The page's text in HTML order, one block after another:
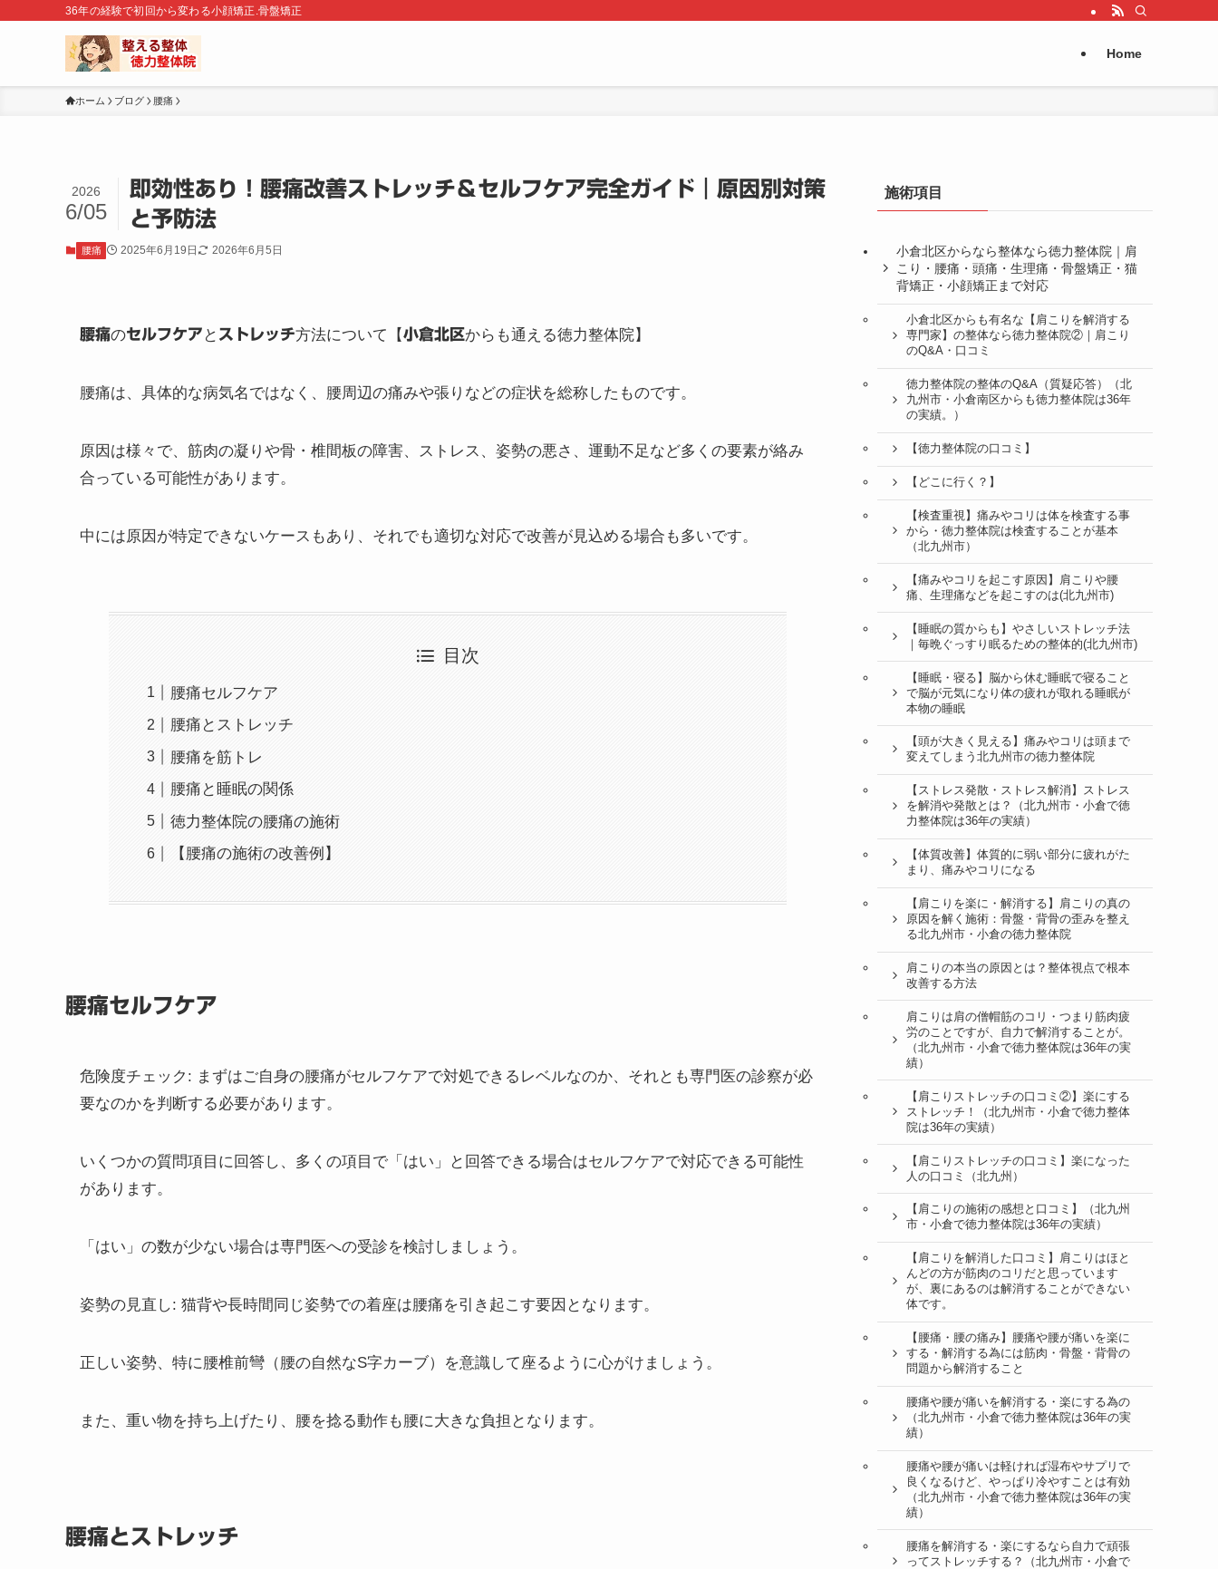
36年の経験で初回から変わる小顔矯正.骨盤矯正
Home
ホーム ブログ 腰痛
即効性あり！腰痛改善ストレッチ＆セルフケア完全ガイド｜原因別対策
と予防法
2026
6/05
腰痛 2025年6月19日 2026年6月5日
腰痛のセルフケア と ストレッチ方法について【小倉北区からも通える徳力整体院】
腰痛は、具体的な病気名ではなく、腰周辺の痛みや張りなどの症状を総称したものです。
原因は様々で、筋肉の凝りや骨・椎間板の障害、ストレス、姿勢の悪さ、運動不足など多くの要素が絡み
合っている可能性があります。
中には原因が特定できないケースもあり、それでも適切な対応で改善が見込める場合も多いです。
目次
腰痛セルフケア
腰痛とストレッチ
腰痛を筋トレ
腰痛と睡眠の関係
徳力整体院の腰痛の施術
【腰痛の施術の改善例】
腰痛セルフケア
危険度チェック : まずはご自身の腰痛がセルフケアで対処できるレベルなのか、それとも専門医の診察が必
要なのかを判断する必要があります。
いくつかの質問項目に回答し、多くの項目で「はい」と回答できる場合はセルフケアで対応できる可能性
があります。
「はい」の数が少ない場合は専門医への受診を検討しましょう。
姿勢の見直し: 猫背や長時間同じ姿勢での着座は腰痛を引き起こす要因となります。
正しい姿勢、特に腰椎前彎（腰の自然なS字カーブ）を意識して座るように心がけましょう。
また、重い物を持ち上げたり、腰を捻る動作も腰に大きな負担となります。
腰痛とストレッチ
施術項目
小倉北区からなら整体なら徳力整体院｜肩
こり・腰痛・頭痛・生理痛・骨盤矯正・猫
背矯正・小顔矯正まで対応
小倉北区からも有名な【肩こりを解消する
専門家】の整体なら徳力整体院②｜肩こり
のQ&A・口コミ
徳力整体院の整体のQ&A（質疑応答）（北
九州市・小倉南区からも徳力整体院は36年
の実績。）
【徳力整体院の口コミ】
【どこに行く？】
【検査重視】痛みやコリは体を検査する事
から・徳力整体院は検査することが基本
（北九州市）
【痛みやコリを起こす原因】肩こりや腰
痛、生理痛などを起こすのは(北九州市)
【睡眠の質からも】やさしいストレッチ法
｜毎晩ぐっすり眠るための整体的(北九州市)
【睡眠・寝る】脳から休む睡眠で寝ること
で脳が元気になり体の疲れが取れる睡眠が
本物の睡眠
【頭が大きく見える】痛みやコリは頭まで
変えてしまう北九州市の徳力整体院
【ストレス発散・ストレス解消】ストレス
を解消や発散とは？（北九州市・小倉で徳
力整体院は36年の実績）
【体質改善】体質的に弱い部分に疲れがた
まり、痛みやコリになる
【肩こりを楽に・解消する】肩こりの真の
原因を解く施術：骨盤・背骨の歪みを整え
る北九州市・小倉の徳力整体院
肩こりの本当の原因とは？整体視点で根本
改善する方法
肩こりは肩の僧帽筋のコリ・つまり筋肉疲
労のことですが、自力で解消することが。
（北九州市・小倉で徳力整体院は36年の実
績）
【肩こりストレッチの口コミ②】楽にする
ストレッチ！（北九州市・小倉で徳力整体
院は36年の実績）
【肩こりストレッチの口コミ】楽になった
人の口コミ（北九州）
【肩こりの施術の感想と口コミ】（北九州
市・小倉で徳力整体院は36年の実績）
【肩こりを解消した口コミ】肩こりはほと
んどの方が筋肉のコリだと思っています
が、裏にあるのは解消することができない
体です。
【腰痛・腰の痛み】腰痛や腰が痛いを楽に
する・解消する為には筋肉・骨盤・背骨の
問題から解消すること
腰痛や腰が痛いを解消する・楽にする為の
（北九州市・小倉で徳力整体院は36年の実
績）
腰痛や腰が痛いは軽ければ湿布やサプリで
良くなるけど、やっぱり冷やすことは有効
（北九州市・小倉で徳力整体院は36年の実
績）
腰痛を解消する・楽にするなら自力で頑張
ってストレッチする？（北九州市・小倉で